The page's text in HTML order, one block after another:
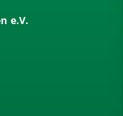
e.V.